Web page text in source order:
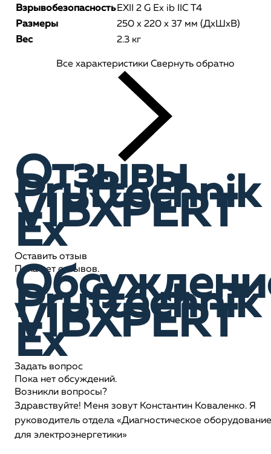
Взрывобезопасность EXII 2 G Ex ib IIC T4
Размеры
250 x 220 x 37 мм (ДxШxВ)
Вес
2.3 кг
Все характеристики Свернуть обратно
Отзывы
Pruftechnik
VIBXPERT
Ex
Оставить отзыв
Пока нет отзывов.
Pruftechnik
VIBXPERT
Ex
Задать вопрос
Пока нет обсуждений.
Возникли вопросы?
Здравствуйте! Меня зовут Константин Коваленко. Я
руководитель отдела «Диагностическое оборудование
для электроэнергетики»